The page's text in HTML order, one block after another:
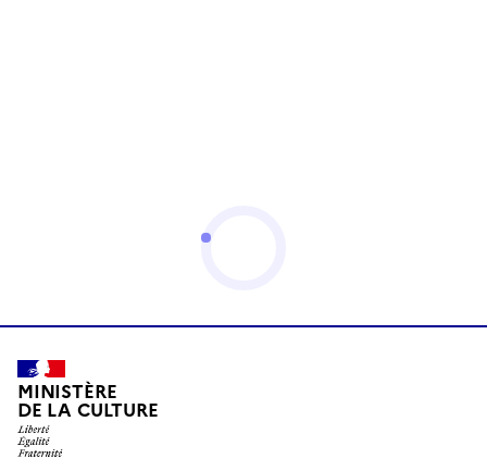
MINISTÈRE
DE LA CULTURE